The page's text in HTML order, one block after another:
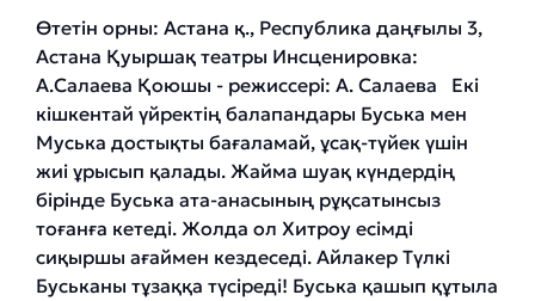
Өтетін орны: Астана қ., Республика даңғылы 3,
Астана Қуыршақ театры Инсценировка:
А.Салаева Қоюшы - режиссері: А. Салаева Екі
кішкентай үйректің балапандары Буська мен
Муська достықты бағаламай, ұсақ-түйек үшін
жиі ұрысып қалады. Жайма шуақ күндердің
бірінде Буська ата-анасының рұқсатынсыз
тоғанға кетеді. Жолда ол Хитроу есімді
сиқыршы ағаймен кездеседі. Айлакер Түлкі
Буськаны тұзаққа түсіреді! Буська қашып құтыла